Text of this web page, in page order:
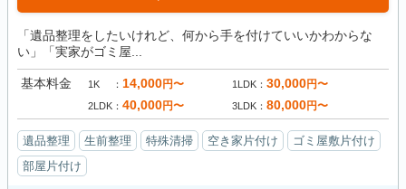
「遺品整理をしたいけれど、何から手を付けていいかわからな
い」「実家がゴミ屋...
基本料金 1K 14,000円〜 1LDK 30,000円〜
2LDK 40,000円〜 3LDK 80,000円〜
遺品整理 生前整理 特殊清掃 空き家片付け
ゴミ屋敷片付け
部屋片付け